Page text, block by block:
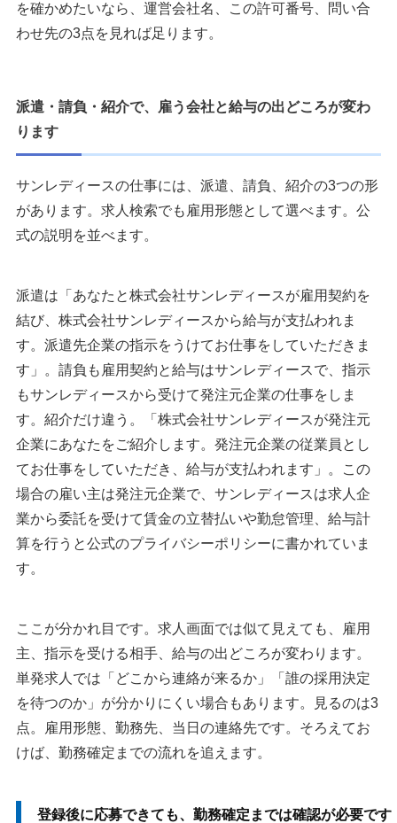
を確かめたいなら、運営会社名、この許可番号、問い合
わせ先の3点を見れば足ります。
派遣・請負・紹介で、雇う会社と給与の出どころが変わ
ります
サンレディースの仕事には、派遣、請負、紹介の3つの形
があります。求人検索でも雇用形態として選べます。公
式の説明を並べます。
派遣は「あなたと株式会社サンレディースが雇用契約を
結び、株式会社サンレディースから給与が支払われま
す。派遣先企業の指示をうけてお仕事をしていただきま
す」。請負も雇用契約と給与はサンレディースで、指示
もサンレディースから受けて発注元企業の仕事をしま
す。紹介だけ違う。「株式会社サンレディースが発注元
企業にあなたをご紹介します。発注元企業の従業員とし
てお仕事をしていただき、給与が支払われます」。この
場合の雇い主は発注元企業で、サンレディースは求人企
業から委託を受けて賃金の立替払いや勤怠管理、給与計
算を行うと公式のプライバシーポリシーに書かれていま
す。
ここが分かれ目です。求人画面では似て見えても、雇用
主、指示を受ける相手、給与の出どころが変わります。
単発求人では「どこから連絡が来るか」「誰の採用決定
を待つのか」が分かりにくい場合もあります。見るのは3
点。雇用形態、勤務先、当日の連絡先です。そろえてお
けば、勤務確定までの流れを追えます。
登録後に応募できても、勤務確定までは確認が必要です